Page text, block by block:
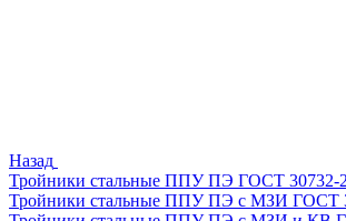
Назад
Тройники стальные ППУ ПЭ ГОСТ 30732-
Тройники стальные ППУ ПЭ с МЗИ ГОСТ